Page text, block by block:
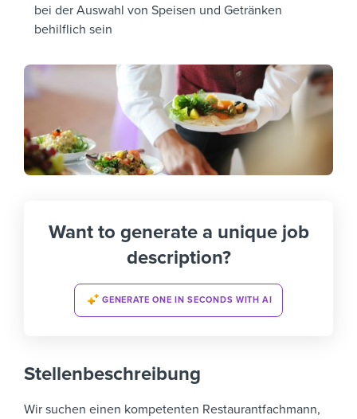
bei der Auswahl von Speisen und Getränken
behilflich sein
Want to generate a unique job
description?
GENERATE ONE IN SECONDS WITH AI
Stellenbeschreibung
Wir suchen einen kompetenten Restaurantfachmann,